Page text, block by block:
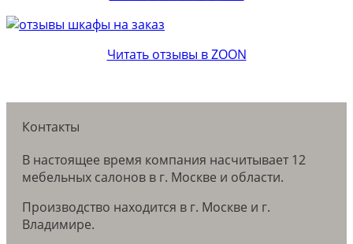
Читать отзывы в ZOON
Контакты
В настоящее время компания насчитывает 12
мебельных салонов в г. Москве и области.
Производство находится в г. Москве и г.
Владимире.